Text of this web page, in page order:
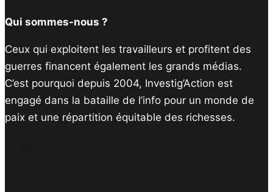
Qui sommes-nous ?
Ceux qui exploitent les travailleurs et profitent des
guerres financent également les grands médias.
C’est pourquoi depuis 2004, Investig’Action est
engagé dans la bataille de l’info pour un monde de
paix et une répartition équitable des richesses.